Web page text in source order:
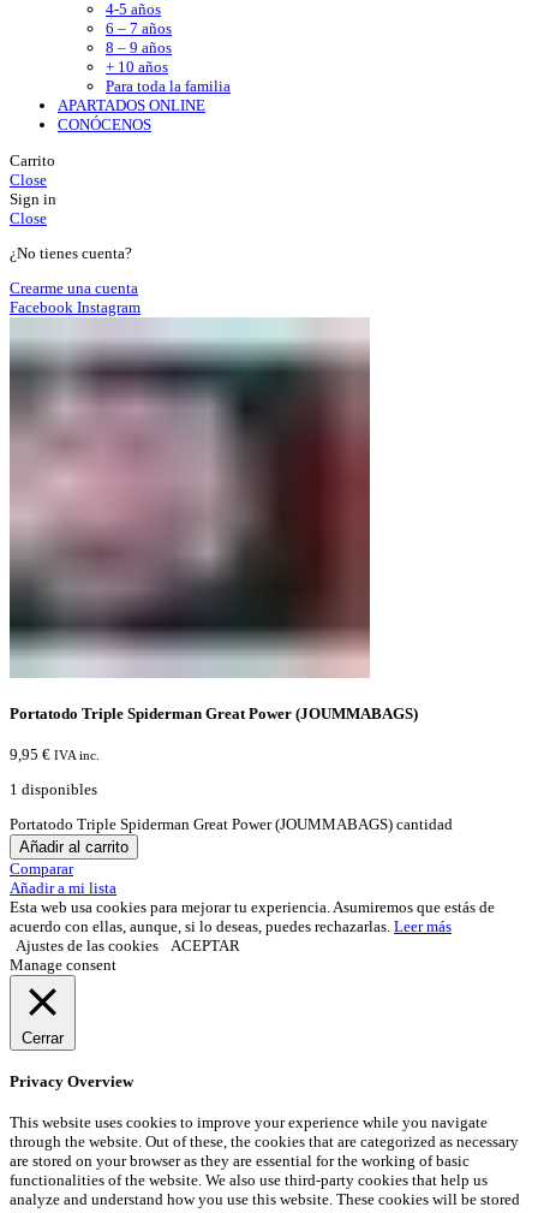
4-5 años
6 – 7 años
8 – 9 años
+ 10 años
Para toda la familia
APARTADOS ONLINE
CONÓCENOS
Carrito
Close
Sign in
Close
¿No tienes cuenta?
Crearme una cuenta
Facebook Instagram
Portatodo Triple Spiderman Great Power (JOUMMABAGS)
9,95 € IVA inc.
1 disponibles
Portatodo Triple Spiderman Great Power (JOUMMABAGS) cantidad
Añadir al carrito
Comparar
Añadir a mi lista
Esta web usa cookies para mejorar tu experiencia. Asumiremos que estás de
acuerdo con ellas, aunque, si lo deseas, puedes rechazarlas. Leer más
Ajustes de las cookies
ACEPTAR
Manage consent
Cerrar
Privacy Overview
This website uses cookies to improve your experience while you navigate
through the website. Out of these, the cookies that are categorized as necessary
are stored on your browser as they are essential for the working of basic
functionalities of the website. We also use third-party cookies that help us
analyze and understand how you use this website. These cookies will be stored